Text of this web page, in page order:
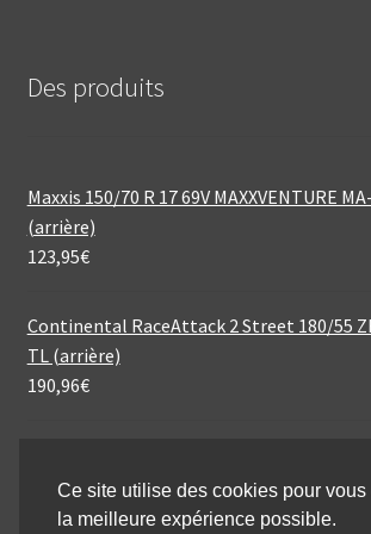
Des produits
Maxxis 150/70 R 17 69V MAXXVENTURE
(arrière)
123,95€
Continental RaceAttack 2 Street 180/55
TL (arrière)
190,96€
32,80€
Ce site utilise des cookies pour vous
la meilleure expérience possible.